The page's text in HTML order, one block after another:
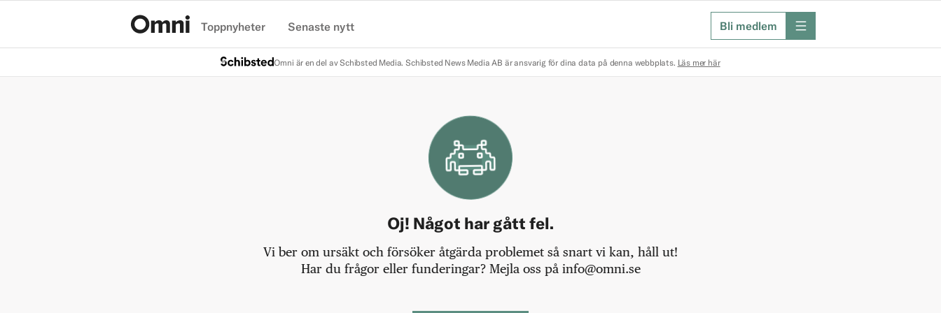
Toppnyheter Senaste nytt Bli medlem meny
Omni är en del av Schibsted Media. Schibsted News Media AB är ansvarig för dina data på denna webbplats. Läs mer här
Oj! Något har gått fel.
Vi ber om ursäkt och försöker åtgärda problemet så snart vi kan, håll ut!
Har du frågor eller funderingar? Mejla oss på info@omni.se